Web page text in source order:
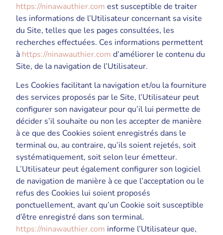
https://ninawauthier.com est susceptible de traiter
les informations de l’Utilisateur concernant sa visite
du Site, telles que les pages consultées, les
recherches effectuées. Ces informations permettent
à https://ninawauthier.com d’améliorer le contenu du
Site, de la navigation de l’Utilisateur.
Les Cookies facilitant la navigation et/ou la fourniture
des services proposés par le Site, l’Utilisateur peut
configurer son navigateur pour qu’il lui permette de
décider s’il souhaite ou non les accepter de manière
à ce que des Cookies soient enregistrés dans le
terminal ou, au contraire, qu’ils soient rejetés, soit
systématiquement, soit selon leur émetteur.
L’Utilisateur peut également configurer son logiciel
de navigation de manière à ce que l’acceptation ou le
refus des Cookies lui soient proposés
ponctuellement, avant qu’un Cookie soit susceptible
d’être enregistré dans son terminal.
https://ninawauthier.com informe l’Utilisateur que,